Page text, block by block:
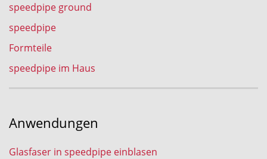
speedpipe ground
speedpipe
Formteile
speedpipe im Haus
Anwendungen
Glasfaser in speedpipe einblasen